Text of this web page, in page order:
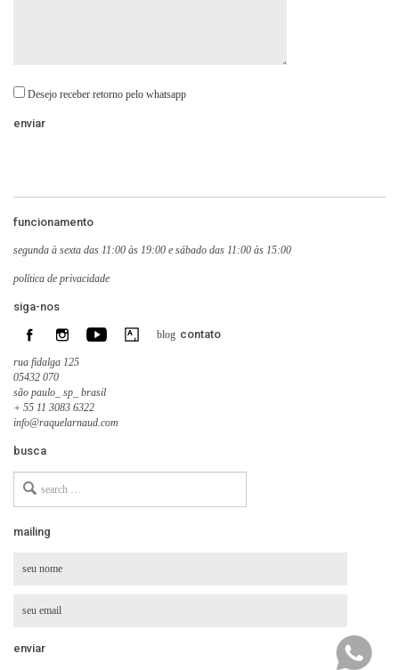
Desejo receber retorno pelo whatsapp
funcionamento
segunda à sexta das 11:00 às 19:00 e sábado das 11:00 às 15:00
política de privacidade
siga-nos
blog contato
rua fidalga 125
05432 070
são paulo_ sp_ brasil
+ 55 11 3083 6322
info@raquelarnaud.com
busca
for
mailing